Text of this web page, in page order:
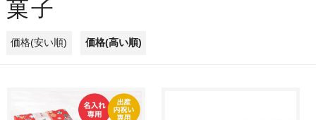
菓子
価格(安い順) 価格(高い順)